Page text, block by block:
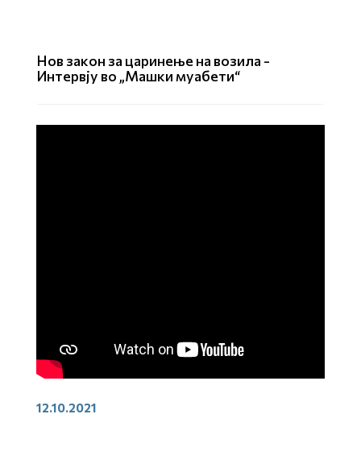
Нов закон за царинење на возила -
Интервју во „Машки муабети“
12.10.2021